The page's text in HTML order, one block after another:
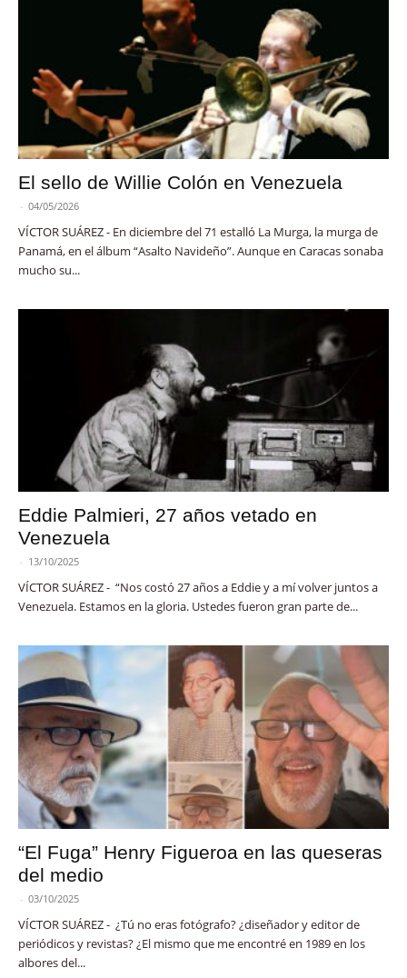
El sello de Willie Colón en Venezuela
- 04/05/2026
VÍCTOR SUÁREZ - En diciembre del 71 estalló La Murga, la murga de
Panamá, en el álbum “Asalto Navideño”. Aunque en Caracas sonaba
mucho su...
Eddie Palmieri, 27 años vetado en
Venezuela
- 13/10/2025
VÍCTOR SUÁREZ - “Nos costó 27 años a Eddie y a mí volver juntos a
Venezuela. Estamos en la gloria. Ustedes fueron gran parte de...
“El Fuga” Henry Figueroa en las queseras
del medio
- 03/10/2025
VÍCTOR SUÁREZ - ¿Tú no eras fotógrafo? ¿diseñador y editor de
periódicos y revistas? ¿El mismo que me encontré en 1989 en los
albores del...